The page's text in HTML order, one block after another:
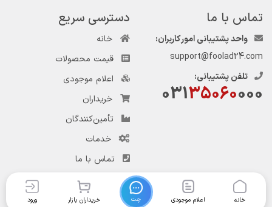
تماس با ما
واحد پشتیبانی امور کاربران:
support@foolad24.com
تلفن پشتیبانی:
03135060000
دسترسی سریع
خانه
قیمت محصولات
اعلام موجودی
خریداران
تأمین‌کنندگان
خدمات
تماس با ما
خانه اعلام موجودی چت خریداران بازار ورود